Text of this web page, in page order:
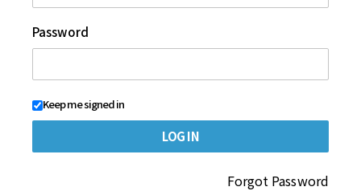
Password
Keep me signed in
Forgot Password